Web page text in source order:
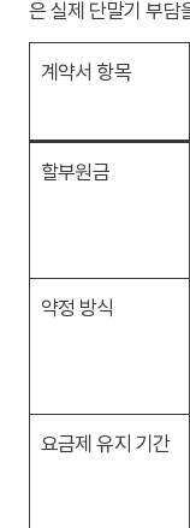
은 실제 단말기 부담
계약서 항목
할부원금
약정 방식
요금제 유지 기간